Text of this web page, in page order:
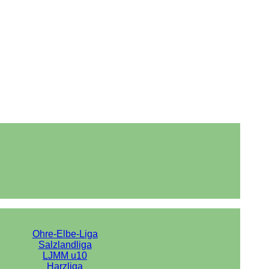
Ohre-Elbe-Liga
Salzlandliga
LJMM u10
Harzliga